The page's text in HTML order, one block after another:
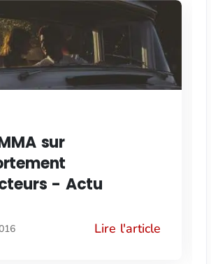
sur
- Actu
Lire l'article